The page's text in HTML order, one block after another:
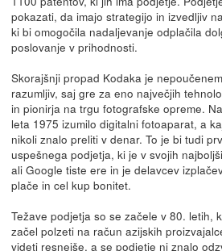
pokazati, da imajo strategijo in izvedljiv
ki bi omogočila nadaljevanje odplačila
poslovanje v prihodnosti.
Skorajšnji propad Kodaka je
razumljiv, saj gre za eno največjih
in pionirja na trgu fotografske opreme.
leta 1975 izumilo digitalni fotoaparat, a
nikoli znalo preliti v denar. To je bi tudi
uspešnega podjetja, ki je v svojih
ali Google tiste ere in je delavcev
plače in cel kup bonitet.
Težave podjetja so se začele v 80. letih,
začel polzeti na račun azijskih
videti resnejše, a se podjetje ni znalo